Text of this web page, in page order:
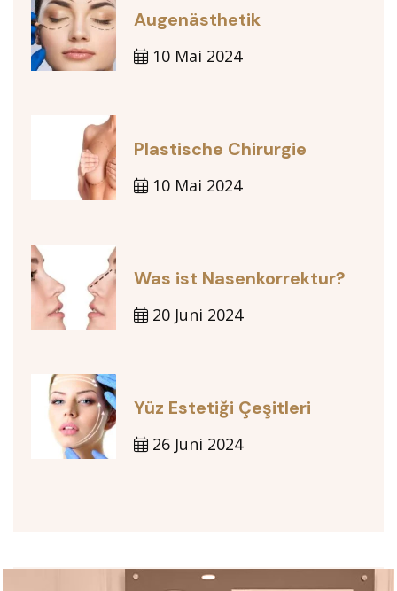
Augenästhetik
10 Mai 2024
Plastische Chirurgie
10 Mai 2024
Was ist Nasenkorrektur?
20 Juni 2024
Yüz Estetiği Çeşitleri
26 Juni 2024